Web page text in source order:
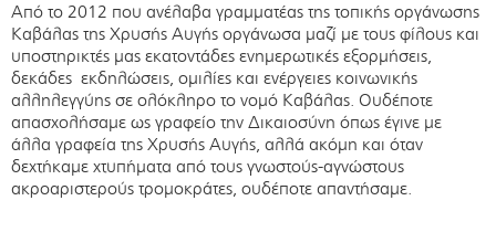
Από το 2012 που ανέλαβα γραμματέας της τοπικής οργάνωσης
Καβάλας της Χρυσής Αυγής οργάνωσα μαζί με τους φίλους και
υποστηρικτές μας εκατοντάδες ενημερωτικές εξορμήσεις,
δεκάδες εκδηλώσεις, ομιλίες και ενέργειες κοινωνικής
αλληλεγγύης σε ολόκληρο το νομό Καβάλας. Ουδέποτε
απασχολήσαμε ως γραφείο την Δικαιοσύνη όπως έγινε με
άλλα γραφεία της Χρυσής Αυγής, αλλά ακόμη και όταν
δεχτήκαμε χτυπήματα από τους γνωστούς-αγνώστους
ακροαριστερούς τρομοκράτες, ουδέποτε απαντήσαμε.